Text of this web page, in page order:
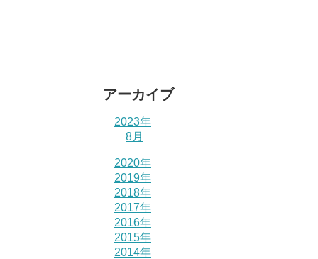
アーカイブ
2023年
8月
2020年
2019年
2018年
2017年
2016年
2015年
2014年